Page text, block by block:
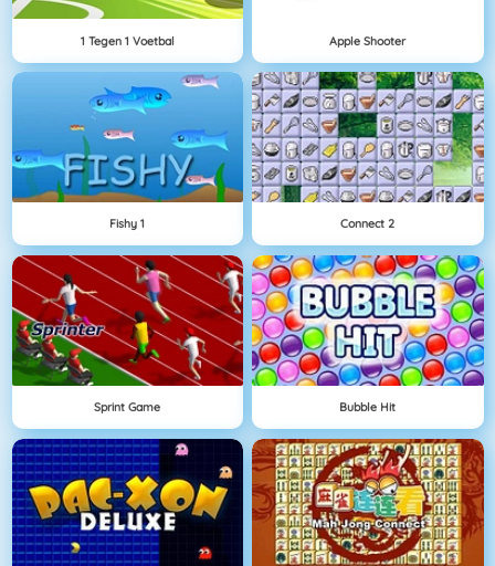
1 Tegen 1 Voetbal Apple Shooter
Fishy 1 Connect 2
Sprint Game Bubble Hit